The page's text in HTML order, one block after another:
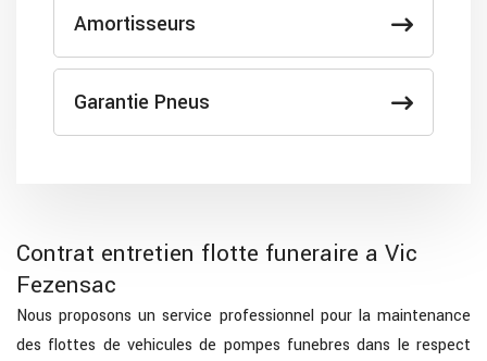
Amortisseurs
Garantie Pneus
Contrat entretien flotte funeraire a Vic
Fezensac
Nous proposons un service professionnel pour la maintenance
des flottes de vehicules de pompes funebres dans le respect